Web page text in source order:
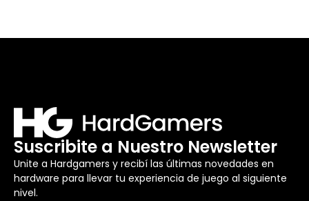
Suscribite a Nuestro Newsletter
Unite a Hardgamers y recibí las últimas novedades en
hardware para llevar tu experiencia de juego al siguiente
nivel.